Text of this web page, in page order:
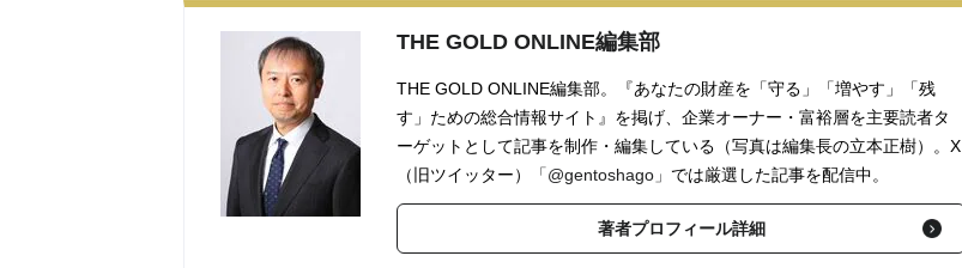
THE GOLD ONLINE編集部
THE GOLD ONLINE編集部。『あなたの財産を「守る」「増やす」「残
す」ための総合情報サイト』を掲げ、企業オーナー・富裕層を主要読者タ
ーゲットとして記事を制作・編集している（写真は編集長の立本正樹）。X
（旧ツイッター）
「@gentoshago」 では厳選した記事を配信中。
著者プロフィール詳細